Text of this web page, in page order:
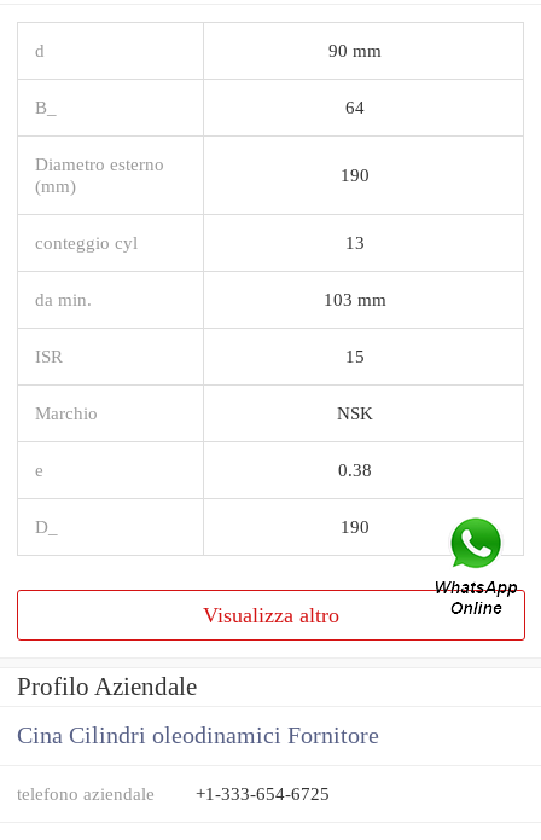
d 90 mm
B_ 64
Diametro esterno
(mm)
190
conteggio cyl 13
da min. 103 mm
ISR 15
Marchio NSK
e 0.38
D_ 190
Visualizza altro
Profilo Aziendale
Cina Cilindri oleodinamici Fornitore
telefono aziendale +1-333-654-6725